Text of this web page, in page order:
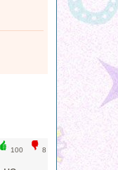
100 8